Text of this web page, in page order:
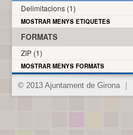
Delimitacions (1)
MOSTRAR MENYS ETIQUETES
FORMATS
ZIP (1)
MOSTRAR MENYS FORMATS
© 2013 Ajuntament de Girona